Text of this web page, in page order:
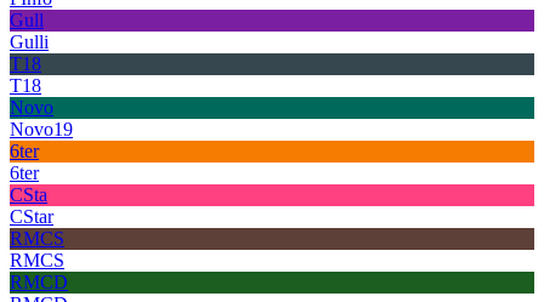
Gull
Gulli
T18
T18
Novo
Novo19
6ter
6ter
CSta
CStar
RMCS
RMCS
RMCD